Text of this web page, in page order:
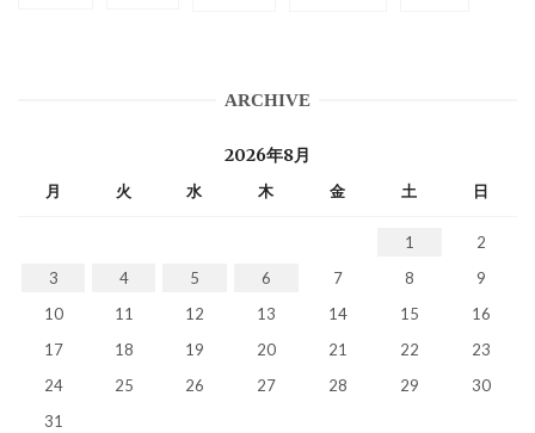
ARCHIVE
2026年8月
月 火 水 木 金 土 日
1
2
3
4 5 6 7 8
9
10
11 12 13 14 15
16
17
18 19 20 21 22
23
24
25 26 27 28 29
30
31